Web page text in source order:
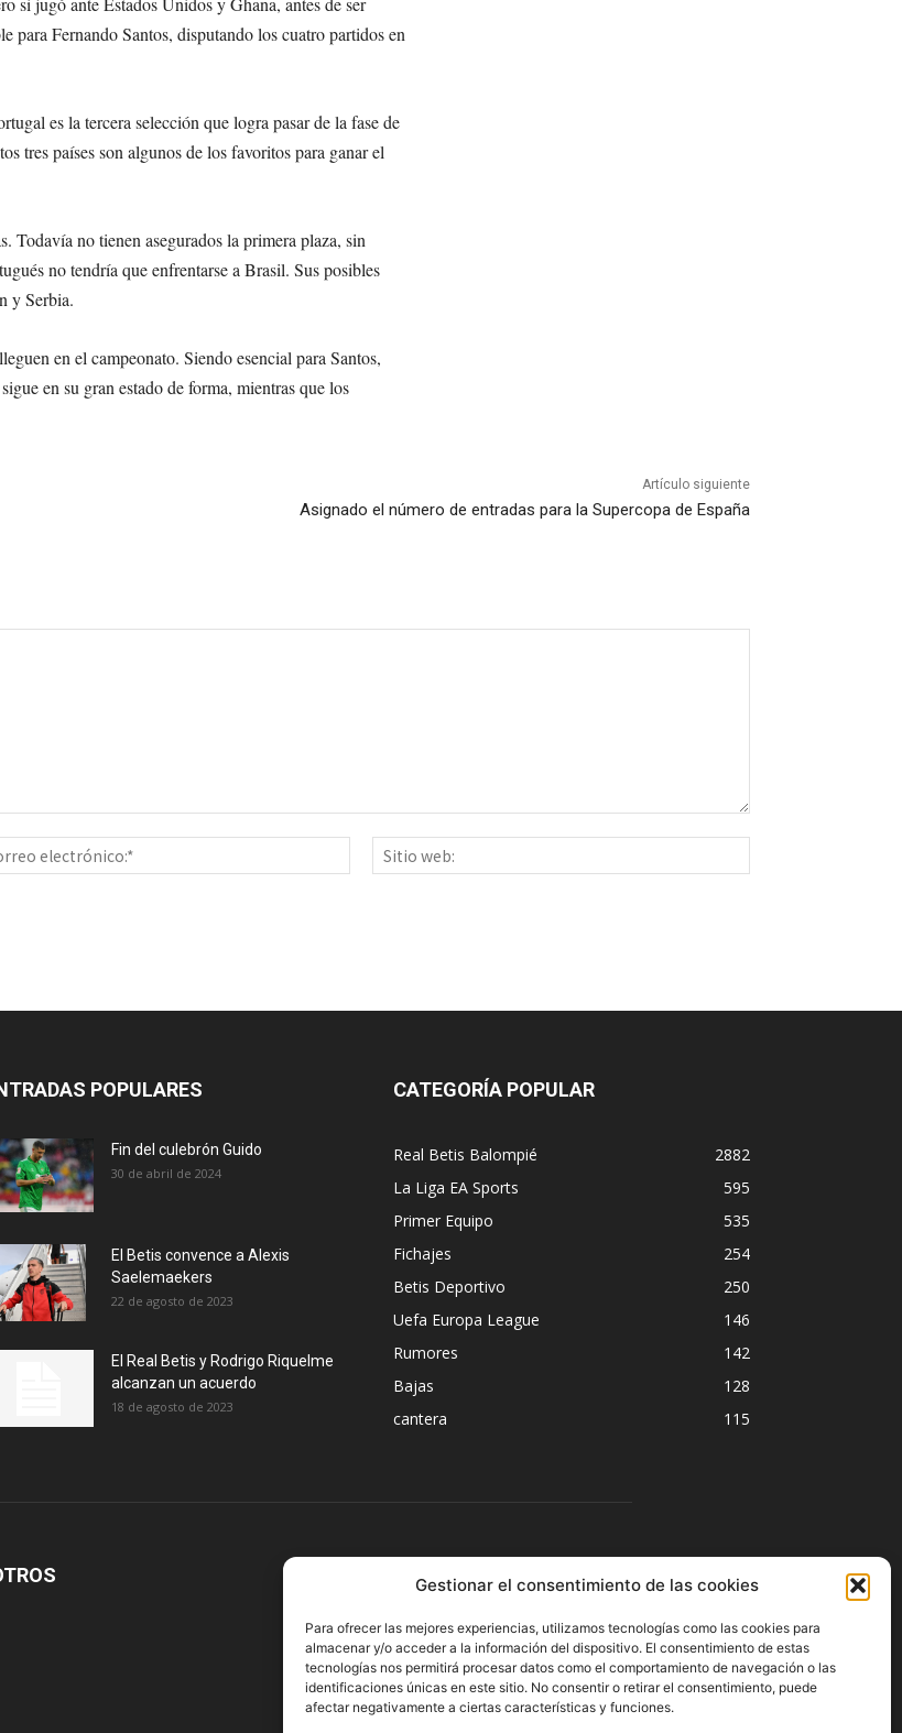
Gestionar el consentimiento de las cookies
Para ofrecer las mejores experiencias, utilizamos tecnologías como las cookies para
almacenar y/o acceder a la información del dispositivo. El consentimiento de estas
tecnologías nos permitirá procesar datos como el comportamiento de navegación o las
identificaciones únicas en este sitio. No consentir o retirar el consentimiento, puede
afectar negativamente a ciertas características y funciones.
para Fernando Santos, disputando los cuatro partidos en
es la tercera selección que logra pasar de la fase de
tres países son algunos de los favoritos para ganar el
Todavía no tienen asegurados la primera plaza, sin
no tendría que enfrentarse a Brasil. Sus posibles
y Serbia.
en el campeonato. Siendo esencial para Santos,
en su gran estado de forma, mientras que los
Artículo siguiente
Asignado el número de entradas para la Supercopa de España
Correo
electrónico:*
web:
POPULARES
Fin del culebrón Guido
30 de abril de 2024
El Betis convence a Alexis
Saelemaekers
22 de agosto de 2023
El Real Betis y Rodrigo Riquelme
alcanzan un acuerdo
18 de agosto de 2023
CATEGORÍA POPULAR
Real Betis Balompié
2882
La Liga EA Sports
595
Primer Equipo
535
Fichajes
254
Betis Deportivo
250
Uefa Europa League
146
Rumores
142
Bajas
128
cantera
115
SÍGUENOS